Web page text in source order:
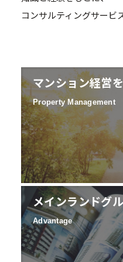
コンサルティングサービ
マンション経営
Property Management
メインランドグ
Advantage